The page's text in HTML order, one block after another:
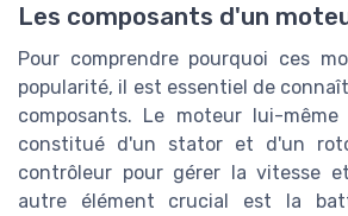
Les composants d'un
Pour comprendre pourquoi ces
popularité, il est essentiel de
composants. Le moteur lui-
constitué d'un stator et d'un
contrôleur pour gérer la vitesse
autre élément crucial est la